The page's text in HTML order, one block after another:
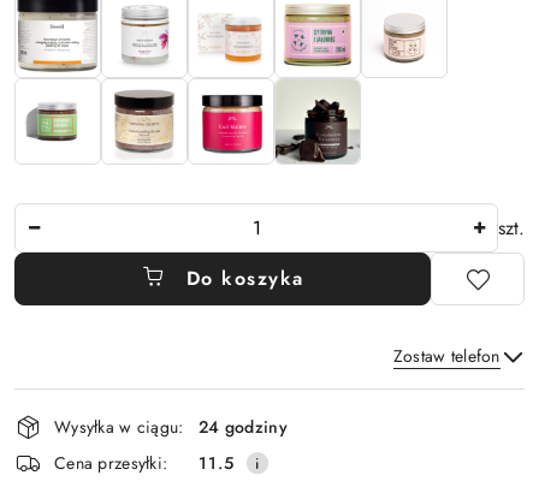
szt.
Do koszyka
Zostaw telefon
Wyślij
Dostępność
i
dostawa
Wysyłka w ciągu:
24 godziny
Cena przesyłki:
11.5